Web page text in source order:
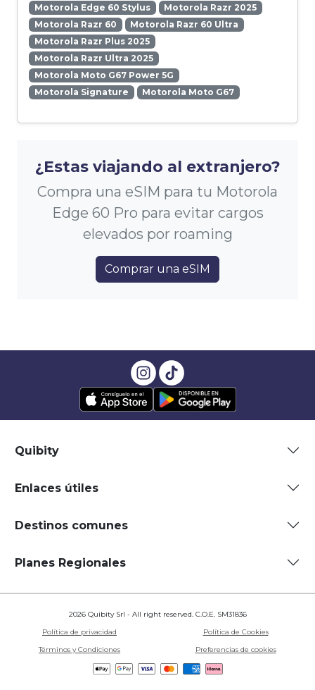
Motorola Edge 60 Stylus
Motorola Razr 2025
Motorola Razr 60
Motorola Razr 60 Ultra
Motorola Razr Plus 2025
Motorola Razr Ultra 2025
Motorola Moto G67 Power 5G
Motorola Signature
Motorola Moto G67
¿Estas viajando al extranjero?
Compra una eSIM para tu Motorola
Edge 60 Pro para evitar cargos
elevados por roaming
Comprar una eSIM
Quibity
Enlaces útiles
Destinos comunes
Planes Regionales
2026 Quibity Srl - All right reserved. C.O.E. SM31836
Política de privacidad
Política de Cookies
Términos y Condiciones
Preferencias de cookies